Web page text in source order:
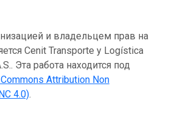
и владельцем прав на
Cenit Transporte y Logística
Эта работа находится под
Attribution Non
4.0).